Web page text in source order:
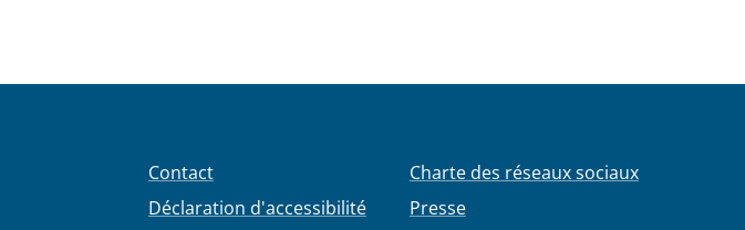
Contact
Déclaration d'accessibilité
Charte des réseaux sociaux
Presse